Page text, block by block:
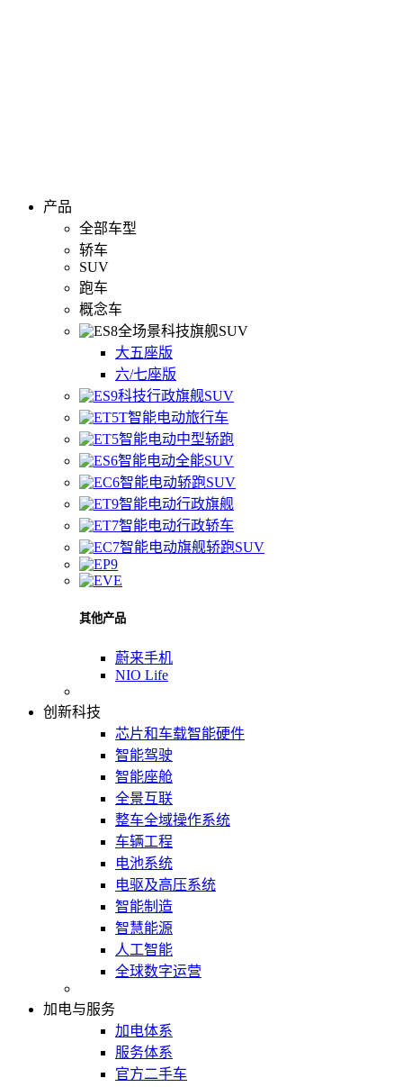
产品
全部车型
轿车
SUV
跑车
概念车
全场景科技旗舰SUV
大五座版
六/七座版
科技行政旗舰SUV
智能电动旅行车
智能电动中型轿跑
智能电动全能SUV
智能电动轿跑SUV
智能电动行政旗舰
智能电动行政轿车
智能电动旗舰轿跑SUV
其他产品
蔚来手机
NIO Life
创新科技
芯片和车载智能硬件
智能驾驶
智能座舱
全景互联
整车全域操作系统
车辆工程
电池系统
电驱及高压系统
智能制造
智慧能源
人工智能
全球数字运营
加电与服务
加电体系
服务体系
官方二手车